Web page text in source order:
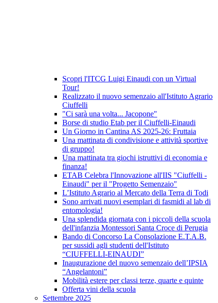
Scopri l'ITCG Luigi Einaudi con un Virtual
Tour!
Realizzato il nuovo semenzaio all'Istituto Agrario
Ciuffelli
"Ci sarà una volta... Jacopone"
Borse di studio Etab per il Ciuffelli-Einaudi
Un Giorno in Cantina AS 2025-26: Fruttaia
Una mattinata di condivisione e attività sportive
di gruppo!
Una mattinata tra giochi istruttivi di economia e
finanza!
ETAB Celebra l'Innovazione all'IIS "Ciuffelli -
Einaudi" per il "Progetto Semenzaio"
L’Istituto Agrario al Mercato della Terra di Todi
Sono arrivati nuovi esemplari di fasmidi al lab di
entomologia!
Una splendida giornata con i piccoli della scuola
dell'infanzia Montessori Santa Croce di Perugia
Bando di Concorso La Consolazione E.T.A.B.
per sussidi agli studenti dell'Istituto
“CIUFFELLI-EINAUDI”
Inaugurazione del nuovo semenzaio dell’IPSIA
“Angelantoni”
Mobilità estere per classi terze, quarte e quinte
Offerta vini della scuola
Settembre 2025